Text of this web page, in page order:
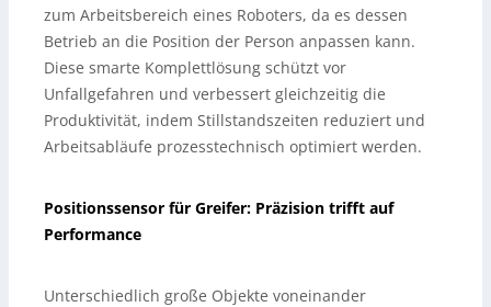
zum Arbeitsbereich eines Roboters, da es dessen
Betrieb an die Position der Person anpassen kann.
Diese smarte Komplettlösung schützt vor
Unfallgefahren und verbessert gleichzeitig die
Produktivität, indem Stillstandszeiten reduziert und
Arbeitsabläufe prozesstechnisch optimiert werden.
Positionssensor für Greifer: Präzision trifft auf
Performance
Unterschiedlich große Objekte voneinander